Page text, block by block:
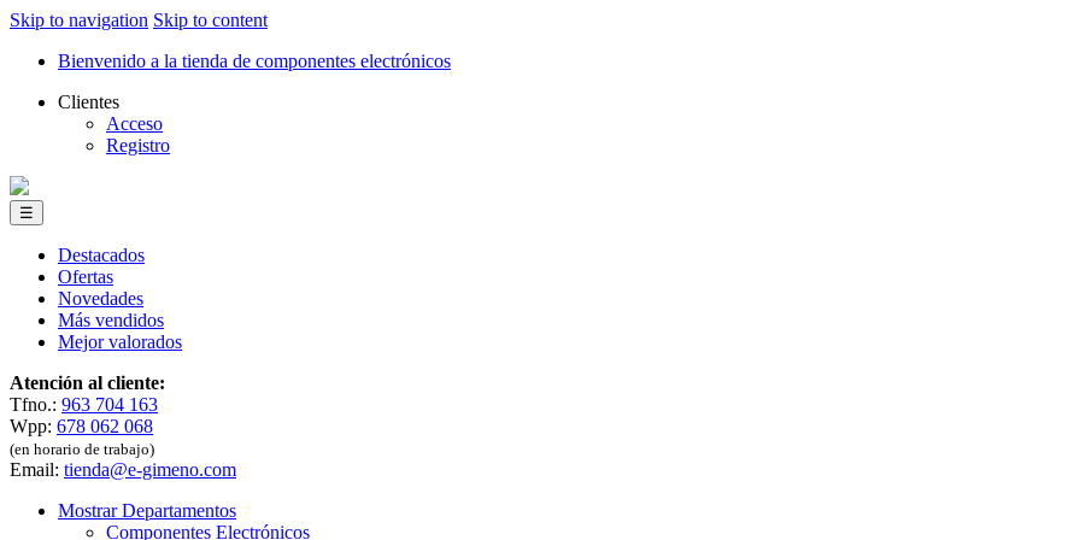
Skip to navigation Skip to content
Bienvenido a la tienda de componentes electrónicos
Clientes
Acceso
Registro
☰
Destacados
Ofertas
Novedades
Más vendidos
Mejor valorados
Atención al cliente:
Tfno.: 963 704 163
Wpp: 678 062 068
(en horario de trabajo)
Email: tienda@e-gimeno.com
Mostrar Departamentos
Componentes Electrónicos